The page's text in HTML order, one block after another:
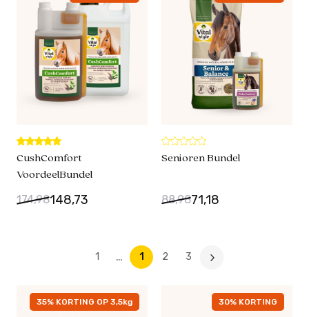
CushComfort
VoordeelBundel
174,98148,73
Senioren Bundel
88,9871,18
1 … 1 2 3
35% KORTING OP 3,5kg 30% KORTING